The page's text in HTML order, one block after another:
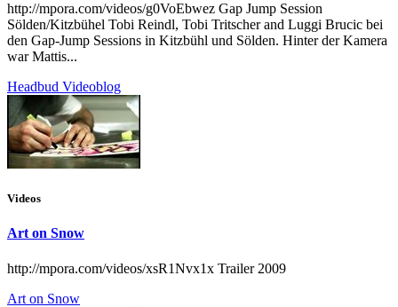
http://mpora.com/videos/g0VoEbwez Gap Jump Session
Sölden/Kitzbühel Tobi Reindl, Tobi Tritscher and Luggi Brucic bei
den Gap-Jump Sessions in Kitzbühl und Sölden. Hinter der Kamera
war Mattis...
Headbud Videoblog
Videos
Art on Snow
http://mpora.com/videos/xsR1Nvx1x Trailer 2009
Art on Snow